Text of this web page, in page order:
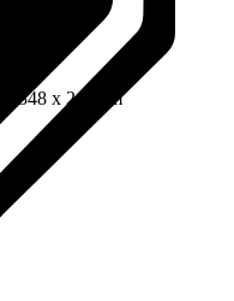
348 x 248 cm